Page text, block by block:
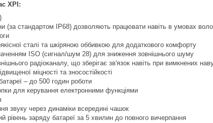
XPI:
(за стандартом IP68) дозволяють працювати навіть в умовах
сталі та шкіряною оббивкою для додаткового комфорту
ISO (сигнал/шум 28) для зниження зовнішнього шуму
радіоканалу, що зберігає зв'язок навіть при вимкнених
міцності та зносостійкості
– до 500 годин роботи
для керування електронними функціями
звуку через динаміки всередині чашок
рівень заряду батареї за 5 хвилин до повного вичерпання